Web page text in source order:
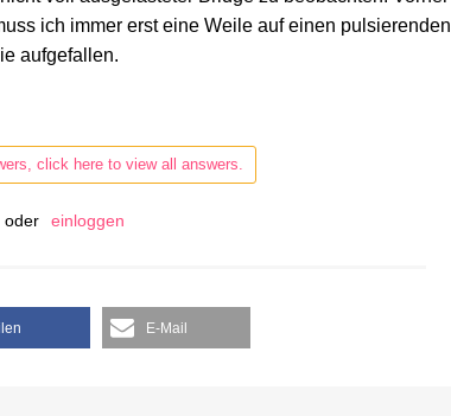
ich immer erst eine Weile auf einen pulsierenden
aufgefallen.
click here to view all answers.
oder einloggen
E-Mail